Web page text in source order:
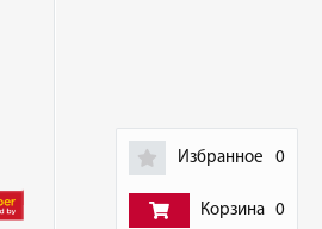
Избранное 0
Корзина 0